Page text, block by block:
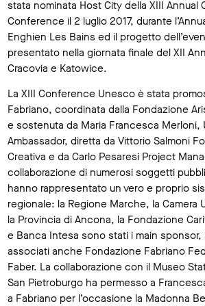
stata nominata Host City della XIII Annual
Conference il 2 luglio 2017, durante
Enghien Les Bains ed il progetto
presentato nella giornata finale del XII
Cracovia e Katowice.
La XIII Conference Unesco è stata
Fabriano, coordinata dalla Fondazione
e sostenuta da Maria Francesca Merloni,
Ambassador, diretta da Vittorio Salmoni
Creativa e da Carlo Pesaresi Project
collaborazione di numerosi soggetti
hanno rappresentato un vero e proprio
regionale: la Regione Marche, la Camera
la Provincia di Ancona, la Fondazione
e Banca Intesa sono stati i main sponsor,
associati anche Fondazione Fabriano
Faber. La collaborazione con il Museo
San Pietroburgo ha permesso a
a Fabriano per l’occasione la Madonna